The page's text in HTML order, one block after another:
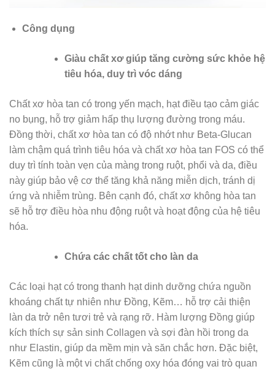
Công dụng
Giàu chất xơ giúp tăng cường sức khỏe hệ
tiêu hóa, duy trì vóc dáng
Chất xơ hòa tan có trong yến mạch, hạt điều tạo cảm giác
no bụng, hỗ trợ giảm hấp thụ lượng đường trong máu.
Đồng thời, chất xơ hòa tan có độ nhớt như Beta-Glucan
làm chậm quá trình tiêu hóa và chất xơ hòa tan FOS có thể
duy trì tính toàn vẹn của màng trong ruột, phổi và da, điều
này giúp bảo vệ cơ thể tăng khả năng miễn dịch, tránh dị
ứng và nhiễm trùng. Bên cạnh đó, chất xơ không hòa tan
sẽ hỗ trợ điều hòa nhu động ruột và hoạt động của hệ tiêu
hóa.
Chứa các chất tốt cho làn da
Các loại hạt có trong thanh hạt dinh dưỡng chứa nguồn
khoáng chất tự nhiên như Đồng, Kẽm… hỗ trợ cải thiện
làn da trở nên tươi trẻ và rạng rỡ. Hàm lượng Đồng giúp
kích thích sự sản sinh Collagen và sợi đàn hồi trong da
như Elastin, giúp da mềm mịn và săn chắc hơn. Đặc biệt,
Kẽm cũng là một vi chất chống oxy hóa đóng vai trò quan